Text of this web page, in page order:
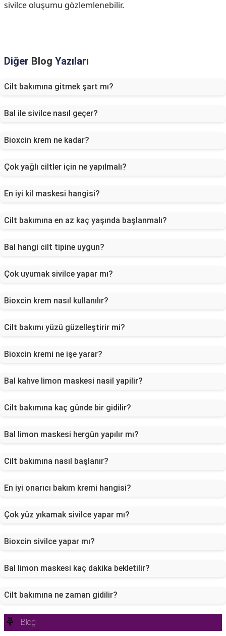
sivilce oluşumu gözlemlenebilir.
Diğer Blog Yazıları
Cilt bakımına gitmek şart mı?
Bal ile sivilce nasıl geçer?
Bioxcin krem ne kadar?
Çok yağlı ciltler için ne yapılmalı?
En iyi kil maskesi hangisi?
Cilt bakımına en az kaç yaşında başlanmalı?
Bal hangi cilt tipine uygun?
Çok uyumak sivilce yapar mı?
Bioxcin krem nasıl kullanılır?
Cilt bakımı yüzü güzelleştirir mi?
Bioxcin kremi ne işe yarar?
Bal kahve limon maskesi nasil yapilir?
Cilt bakımına kaç günde bir gidilir?
Bal limon maskesi hergün yapılır mı?
Cilt bakımına nasıl başlanır?
En iyi onarıcı bakım kremi hangisi?
Çok yüz yıkamak sivilce yapar mı?
Bioxcin sivilce yapar mı?
Bal limon maskesi kaç dakika bekletilir?
Cilt bakımına ne zaman gidilir?
Blog